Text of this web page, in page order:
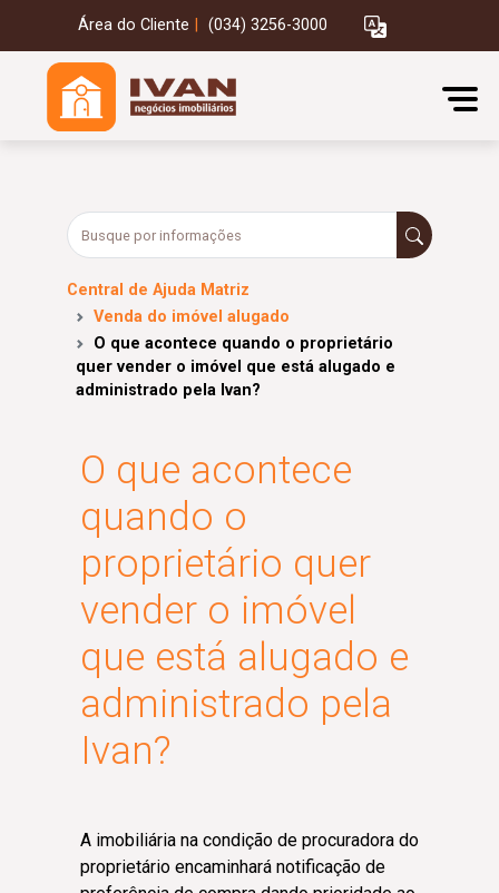
Área do Cliente (034) 3256-3000
Central de Ajuda Matriz
Venda do imóvel alugado
O que acontece quando o proprietário
quer vender o imóvel que está alugado e
administrado pela Ivan?
O que acontece
quando o
proprietário quer
vender o imóvel
que está alugado e
administrado pela
Ivan?
A imobiliária na condição de procuradora do
proprietário encaminhará notificação de